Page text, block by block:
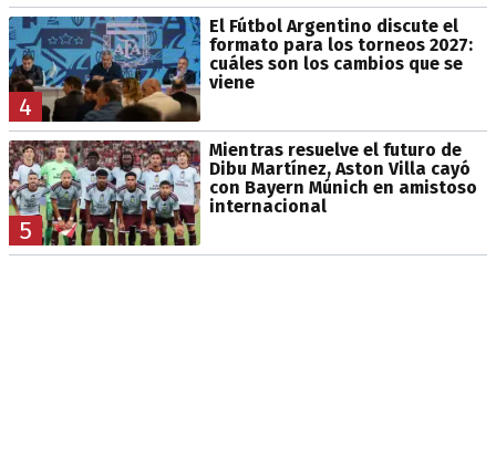
4
El Fútbol Argentino discute el
formato para los torneos 2027:
cuáles son los cambios que se
viene
5
Mientras resuelve el futuro de
Dibu Martínez, Aston Villa cayó
con Bayern Múnich en amistoso
internacional